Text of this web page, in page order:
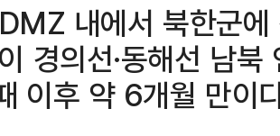
내에서 북한군
경의선·동해선 남
이후 약 6개월 만이